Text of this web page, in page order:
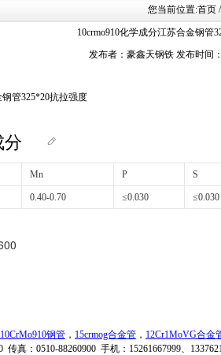
您当前位置:首页
10crmo910化学成分江苏合金钢管
发布者：豪鑫天钢铁 发布时间
管325*20抗拉强度
Mn P S
0.40-0.70 ≤0.030 ≤0.030
10CrMo910钢管 ， 15crmog合金管 ， 12Cr1MoVG合金
传真：0510-88260900 手机：15261667999、